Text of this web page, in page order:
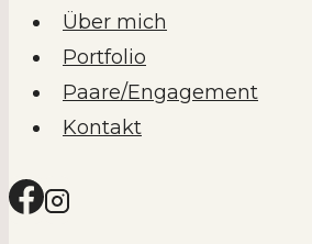
Über mich
Portfolio
Paare/Engagement
Kontakt